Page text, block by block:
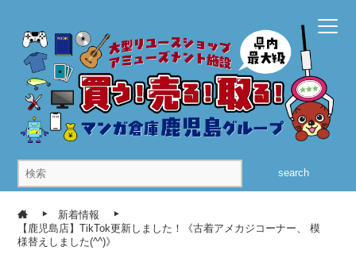
search
新着情報
【鹿児島店】TikTok更新しました！《古着アメカジコーナー、 模
様替えしました(^^)》